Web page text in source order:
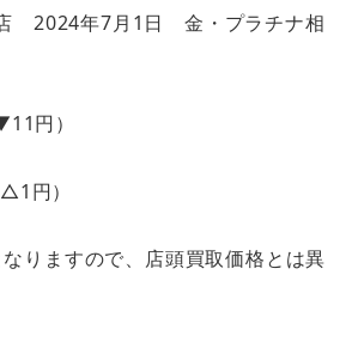
2024年7月1日 金・プラチナ相
円）
円）
りますので、店頭買取価格とは異